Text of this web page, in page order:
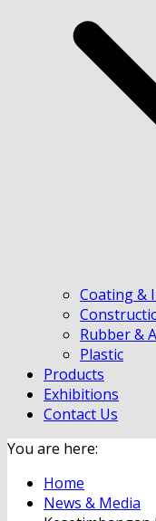
Coating &
Rubber &
Plastic
Products
Exhibitions
Contact Us
You are here:
Home
News & Media